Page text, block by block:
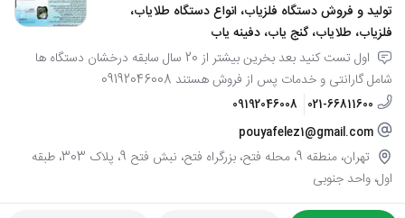
تولید و فروش دستگاه فلزیاب، انواع دستگاه طلایاب،
فلزیاب، طلایاب، گنج یاب، دفینه یاب
اول تست کنید بعد بخرین بیشتر از 20 سال سابقه درخشان دستگاه ها
شامل گارانتی و خدمات پس از فروش هستند 09192046008
021-66811600
09192046008
pouyafelez1@gmail.com
تهران، منطقه 9، محله فتح، بزرگراه فتح، نبش فتح 9، پلاک 303، طبقه
اول، واحد جنوبی